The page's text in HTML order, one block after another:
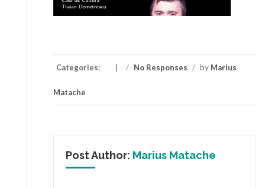
Categories: / No Responses / by Marius
Matache
Post Author: Marius Matache